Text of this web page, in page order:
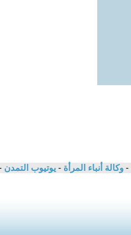
- وكالة أنباء المرأة - يوتيوب التمدن